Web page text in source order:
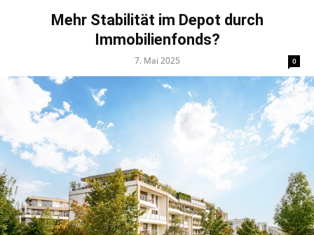
Mehr Stabilität im Depot durch
Immobilienfonds?
7. Mai 2025 0